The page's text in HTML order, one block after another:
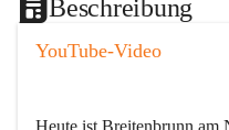
Beschreibung
YouTube-Video
Heute ist Breitenbrunn am